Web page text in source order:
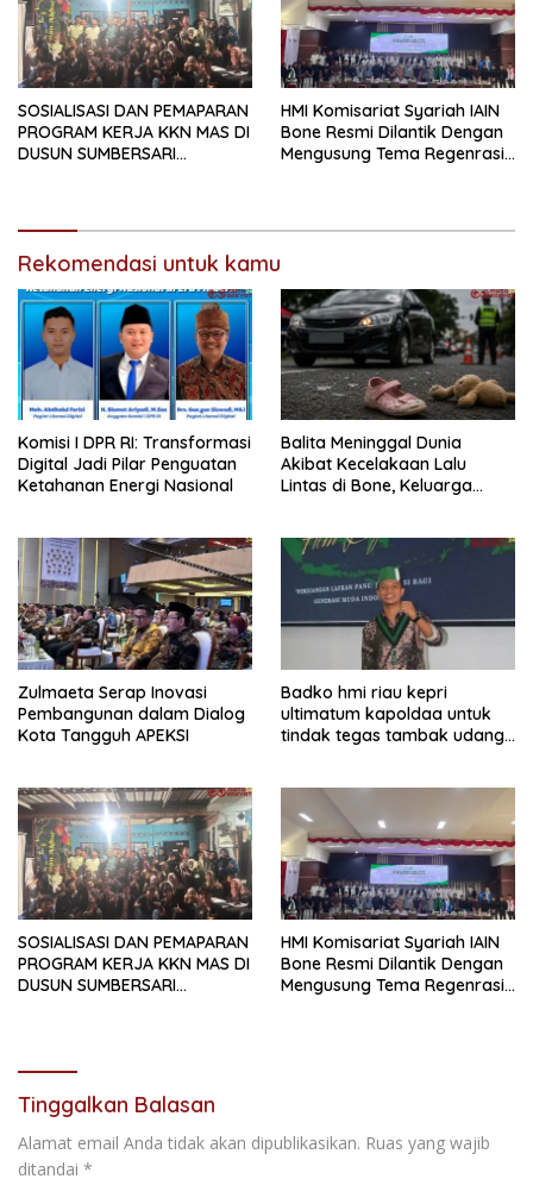
SOSIALISASI DAN PEMAPARAN
PROGRAM KERJA KKN MAS DI
DUSUN SUMBERSARI
HMI Komisariat Syariah IAIN
Bone Resmi Dilantik Dengan
Mengusung Tema Regenrasi
Rekomendasi untuk kamu
Komisi I DPR RI: Transformasi
Digital Jadi Pilar Penguatan
Ketahanan Energi Nasional
Balita Meninggal Dunia
Akibat Kecelakaan Lalu
Lintas di Bone, Keluarga
Zulmaeta Serap Inovasi
Pembangunan dalam Dialog
Kota Tangguh APEKSI
Badko hmi riau kepri
ultimatum kapoldaa untuk
tindak tegas tambak udang
SOSIALISASI DAN PEMAPARAN
PROGRAM KERJA KKN MAS DI
DUSUN SUMBERSARI
HMI Komisariat Syariah IAIN
Bone Resmi Dilantik Dengan
Mengusung Tema Regenrasi
Tinggalkan Balasan
Alamat email Anda tidak akan dipublikasikan. Ruas yang wajib
ditandai *